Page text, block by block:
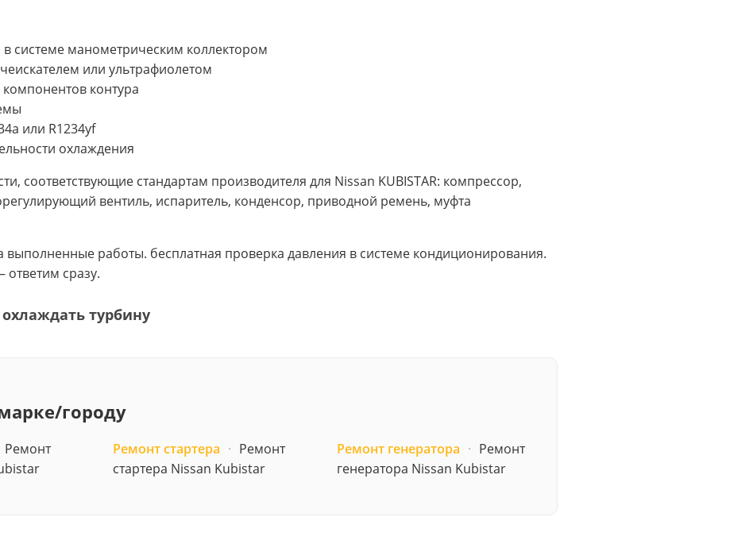
в системе манометрическим коллектором
или ультрафиолетом
контура
или R1234yf
охлаждения
соответствующие стандартам производителя для Nissan KUBISTAR: компрессор,
вентиль, испаритель, конденсор, приводной ремень, муфта
выполненные работы. бесплатная проверка давления в системе кондиционирования.
сразу.
турбину
городу
Ремонт
Ремонт стартера · Ремонт
стартера Nissan Kubistar
Ремонт генератора · Ремонт
генератора Nissan Kubistar